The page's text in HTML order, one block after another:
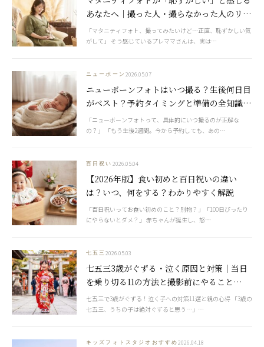
あなたへ｜撮った人・撮らなかった人のリア
ルな声【2026年版】
「マタニティフォト、撮ってみたいけど…正直、恥ずかしい気
がして」 そう感じているプレママさんは、実は…
ニューボーン 2026.05.07
ニューボーンフォトはいつ撮る？生後何日目
がベスト？予約タイミングと準備の全知識
【2026年版】
「ニューボーンフォトって、具体的にいつ撮るのが正解な
の？」 「もう生後2週間。今から予約しても、あの…
百日祝い 2026.05.04
【2026年版】食い初めと百日祝いの違い
は？いつ、何をする？わかりやすく解説
「百日祝いってお食い初めのこと？別物？」「100日ぴったり
にやらないとダメ？」 赤ちゃんが誕生し、怒…
七五三2026.05.03
七五三3歳がぐずる・泣く原因と対策｜当日
を乗り切る11の方法と撮影前にやること
【2026年版】
七五三で3歳がぐずる！泣く子への対策11選と親の心得 「3歳の
七五三、うちの子は絶対ぐずると思う…」…
キッズフォトスタジオおすすめ2026.04.18